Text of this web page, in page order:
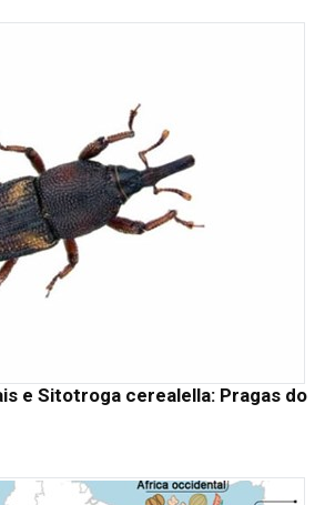
e Sitotroga cerealella: Pragas do